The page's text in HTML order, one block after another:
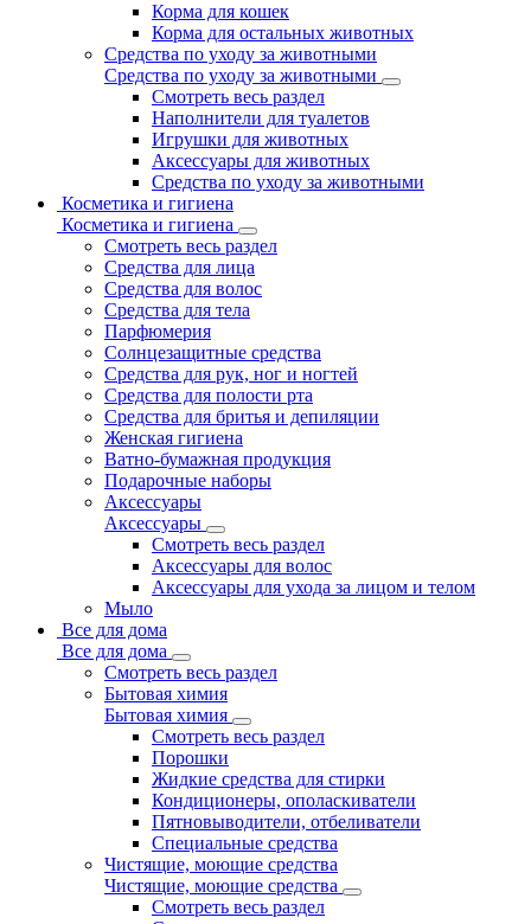
Корма для кошек
Корма для остальных животных
Средства по уходу за животными
Средства по уходу за животными
Смотреть весь раздел
Наполнители для туалетов
Игрушки для животных
Аксессуары для животных
Средства по уходу за животными
Косметика и гигиена
Косметика и гигиена
Смотреть весь раздел
Средства для лица
Средства для волос
Средства для тела
Парфюмерия
Солнцезащитные средства
Средства для рук, ног и ногтей
Средства для полости рта
Средства для бритья и депиляции
Женская гигиена
Ватно-бумажная продукция
Подарочные наборы
Аксессуары
Аксессуары
Смотреть весь раздел
Аксессуары для волос
Аксессуары для ухода за лицом и телом
Мыло
Все для дома
Все для дома
Смотреть весь раздел
Бытовая химия
Бытовая химия
Смотреть весь раздел
Порошки
Жидкие средства для стирки
Кондиционеры, ополаскиватели
Пятновыводители, отбеливатели
Специальные средства
Чистящие, моющие средства
Чистящие, моющие средства
Смотреть весь раздел